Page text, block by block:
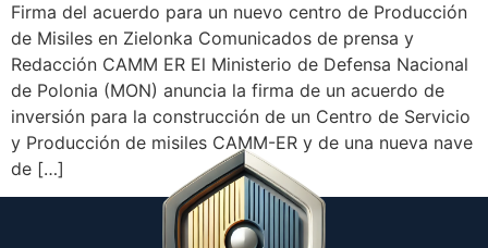
Firma del acuerdo para un nuevo centro de Producción
de Misiles en Zielonka Comunicados de prensa y
Redacción CAMM ER El Ministerio de Defensa Nacional
de Polonia (MON) anuncia la firma de un acuerdo de
inversión para la construcción de un Centro de Servicio
y Producción de misiles CAMM-ER y de una nueva nave
de […]